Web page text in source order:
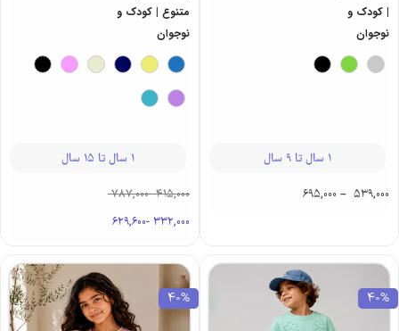
| کودک و
نوجوان
1 سال تا 9 سال
539,000
–
695,000
متنوع | کودک و
نوجوان
1 سال تا 15 سال
415,000
-
787,000
332,000
-
629,600
40%
40%